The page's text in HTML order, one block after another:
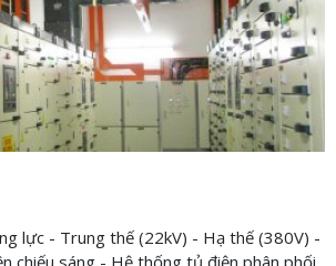
lực - Trung thế (22kV) - Hạ thế (380V) -
chiếu sáng - Hệ thống tủ điện phân phối